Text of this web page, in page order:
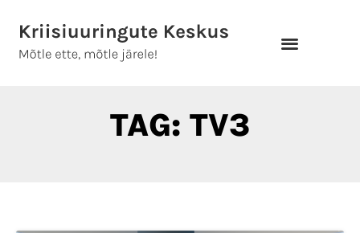
content
TAG: TV3